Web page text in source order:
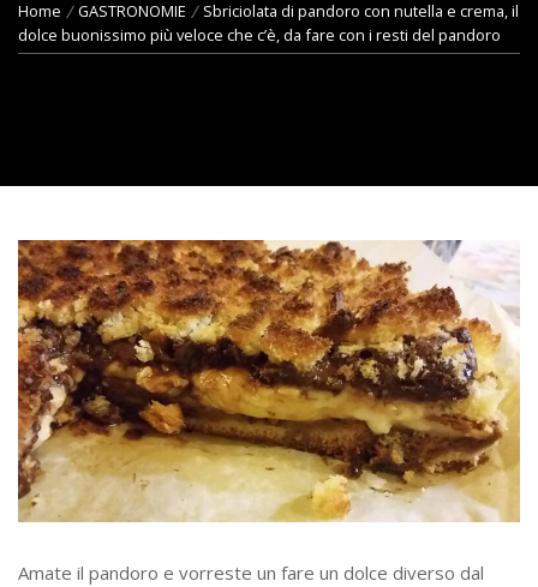
Home GASTRONOMIE
Sbriciolata di pandoro con nutella e crema, il
dolce buonissimo più veloce che c’è, da fare con i resti del pandoro
Amate il pandoro e vorreste un fare un dolce diverso dal